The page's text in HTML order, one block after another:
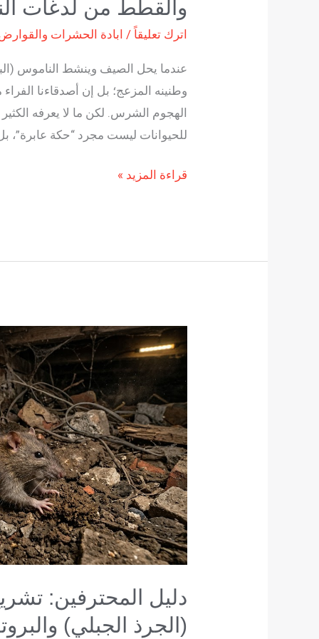
والقطط من لدغات
اترك تعليقاً / ابادة الحشرات
عندما يحل الصيف وينشط الناموس
وطنينه المزعج؛ بل إن أصدقاءنا
الهجوم الشرس. لكن ما لا يعرفه
للحيوانات ليست مجرد “حكة
قراءة المزيد »
دليل المحترفين:
(الجرذ الجبلي)
دليل
المحترفين:
تشريح
سلوك
الفأر
النرويجي
(الجرذ
الجبلي)
والبروتوكول
الشامل
للإبادة